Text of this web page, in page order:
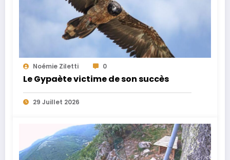
Noémie Ziletti 0
Le Gypaète victime de son succès
29 Juillet 2026